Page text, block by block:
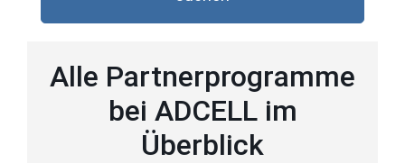
Alle Partnerprogramme
bei ADCELL im
Überblick